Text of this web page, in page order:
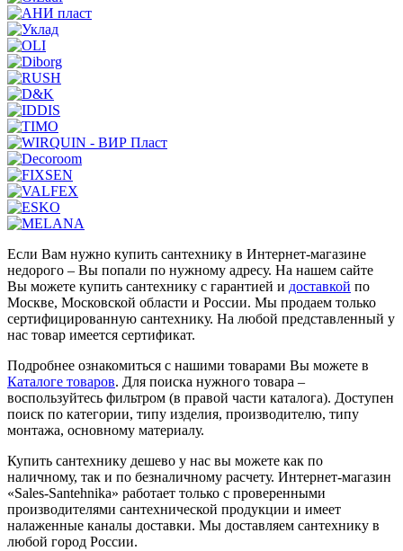
Если Вам нужно купить сантехнику в Интернет-магазине
недорого – Вы попали по нужному адресу. На нашем сайте
Вы можете купить сантехнику с гарантией и доставкой по
Москве, Московской области и России. Мы продаем только
сертифицированную сантехнику. На любой представленный у
нас товар имеется сертификат.
Подробнее ознакомиться с нашими товарами Вы можете в
Каталоге товаров. Для поиска нужного товара –
воспользуйтесь фильтром (в правой части каталога). Доступен
поиск по категории, типу изделия, производителю, типу
монтажа, основному материалу.
Купить сантехнику дешево у нас вы можете как по
наличному, так и по безналичному расчету. Интернет-магазин
«Sales-Santehnika» работает только с проверенными
производителями сантехнической продукции и имеет
налаженные каналы доставки. Мы доставляем сантехнику в
любой город России.